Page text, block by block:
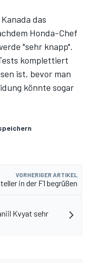
das
Honda-Chef
"sehr knapp".
komplettiert
ist, bevor man
könnte sogar
VORHERIGER ARTIKEL
in der F1 begrüßen
Kvyat sehr